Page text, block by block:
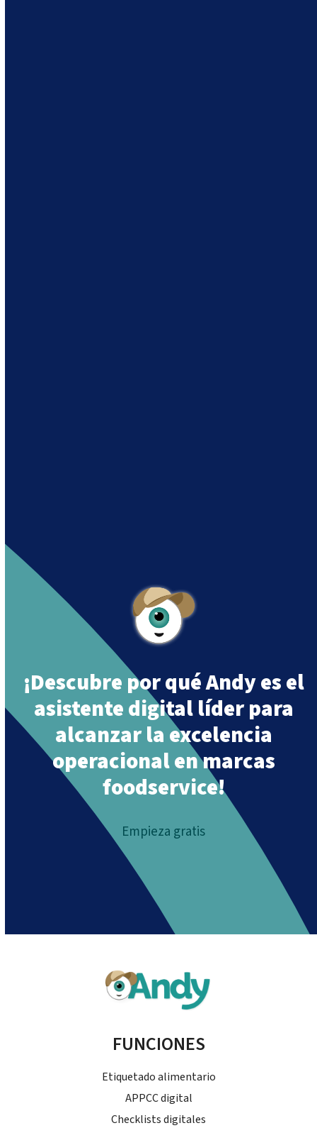
¡Descubre por qué Andy es el
asistente digital líder para
alcanzar la excelencia
operacional en marcas
foodservice!
Empieza gratis
FUNCIONES
Etiquetado alimentario
APPCC digital
Checklists digitales